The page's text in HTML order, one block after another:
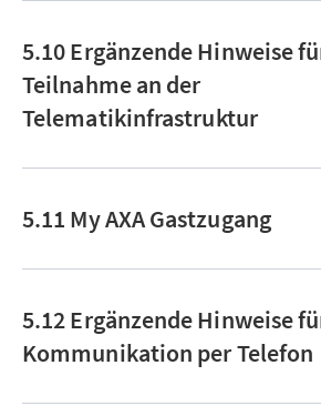
5.10 Ergänzende Hinweise
Teilnahme an der
Telematikinfrastruktur
5.11 My AXA Gastzugang
5.12 Ergänzende Hinweise
Kommunikation per Telefon